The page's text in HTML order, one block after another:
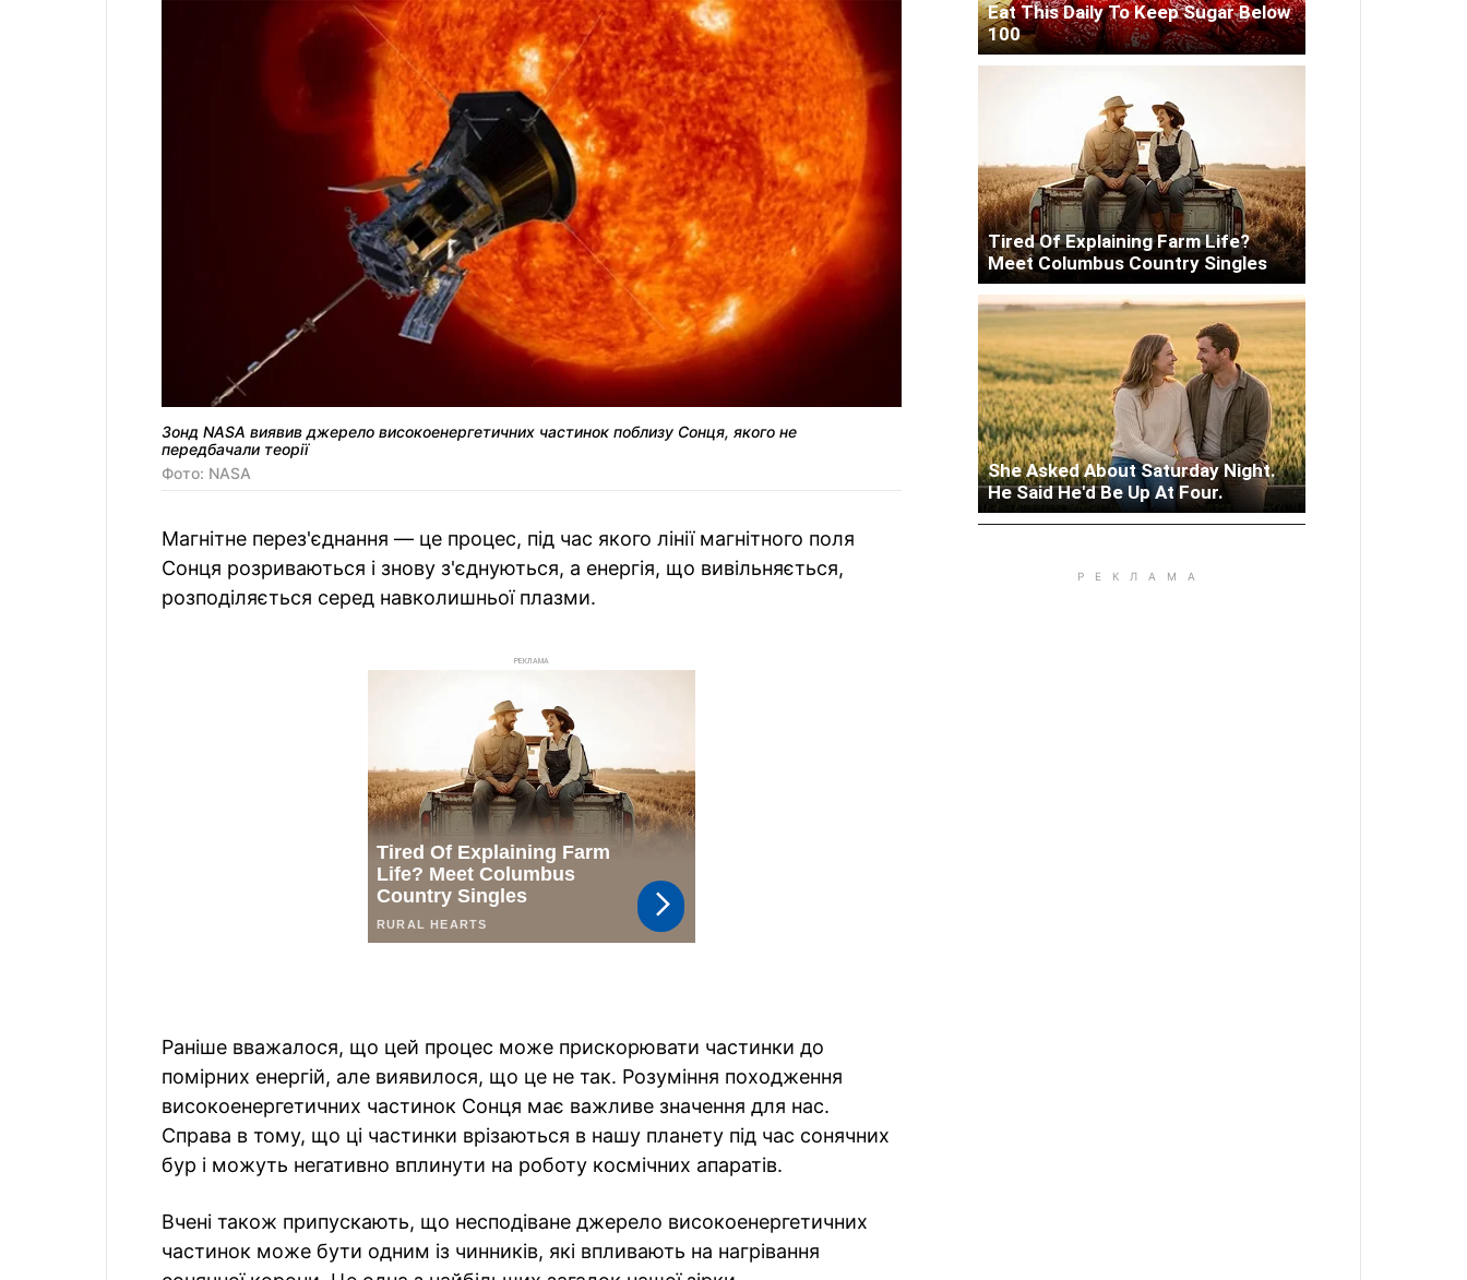
Зонд NASA виявив джерело високоенергетичних частинок поблизу Сонця, якого не
передбачали теорії
Фото: NASA
Магнітне перез'єднання — це процес, під час якого лінії магнітного поля
Сонця розриваються і знову з'єднуються, а енергія, що вивільняється,
розподіляється серед навколишньої плазми.
РЕКЛАМА
Раніше вважалося, що цей процес може прискорювати частинки до
помірних енергій, але виявилося, що це не так. Розуміння походження
високоенергетичних частинок Сонця має важливе значення для нас.
Справа в тому, що ці частинки врізаються в нашу планету під час сонячних
бур і можуть негативно вплинути на роботу космічних апаратів.
Вчені також припускають, що несподіване джерело високоенергетичних
частинок може бути одним із чинників, які впливають на нагрівання
Eat This Daily To Keep Sugar Below
100
Tired Of Explaining Farm Life?
Meet Columbus Country Singles
She Asked About Saturday Night.
He Said He'd Be Up At Four.
Woman Lives In Garage - Don't
Judge Until You Peek Inside